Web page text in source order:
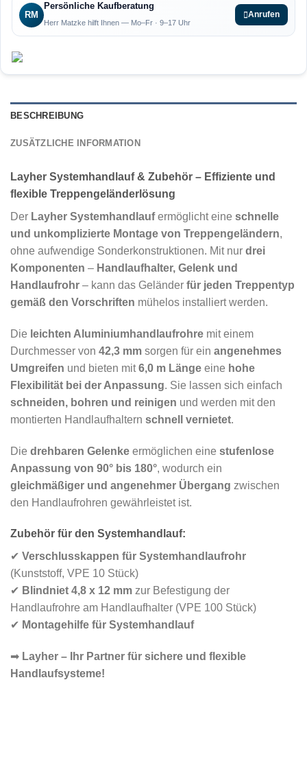
RM
Persönliche Kaufberatung
Herr Matzke hilft Ihnen — Mo–Fr · 9–17 Uhr
Anrufen
BESCHREIBUNG
ZUSÄTZLICHE INFORMATION
Layher Systemhandlauf & Zubehör – Effiziente und
flexible Treppengeländerlösung
Der Layher Systemhandlaufermöglicht eine schnelle
und unkomplizierte Montage von Treppengeländern,
ohne aufwendige Sonderkonstruktionen. Mit nur drei
Komponenten – Handlaufhalter, Gelenk und
Handlaufrohr – kann das Geländer für jeden Treppentyp
gemäß den Vorschriften mühelos installiert werden.
Die leichten Aluminiumhandlaufrohre mit einem
Durchmesser von 42,3 mm sorgen für ein angenehmes
Umgreifen und bieten mit6,0 m Länge eine hohe
Flexibilität bei der Anpassung. Sie lassen sich einfach
schneiden, bohren und reinigen und werden mit den
montierten Handlaufhaltern schnell vernietet.
Die drehbaren Gelenke ermöglichen eine stufenlose
Anpassung von 90° bis 180°, wodurch ein
gleichmäßiger und angenehmer Übergang zwischen
den Handlaufrohren gewährleistet ist.
Zubehör für den Systemhandlauf:
✔ Verschlusskappen für Systemhandlaufrohr
(Kunststoff, VPE 10 Stück)
✔ Blindniet 4,8 x 12 mm zur Befestigung der
Handlaufrohre am Handlaufhalter (VPE 100 Stück)
✔ Montagehilfe für Systemhandlauf
➡ Layher – Ihr Partner für sichere und flexible
Handlaufsysteme!